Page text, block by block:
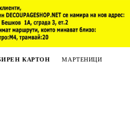
КАРТОН МАРТЕНИЦИ